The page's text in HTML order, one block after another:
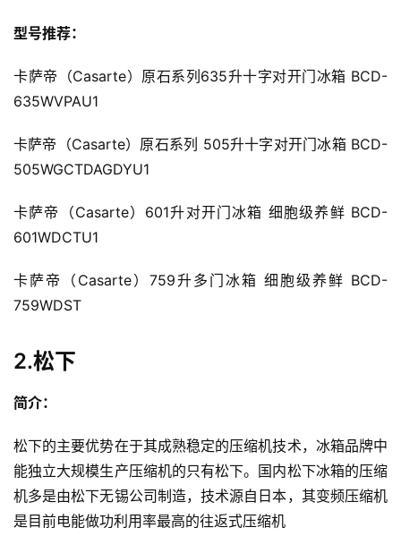
型号推荐：
卡萨帝（Casarte）原石系列635升十字对开门冰箱 BCD-
635WVPAU1
卡萨帝（Casarte）原石系列 505升十字对开门冰箱 BCD-
505WGCTDAGDYU1
卡萨帝（Casarte）601升对开门冰箱 细胞级养鲜 BCD-
601WDCTU1
卡萨帝（Casarte）759升多门冰箱 细胞级养鲜 BCD-
759WDST
2.松下
简介：
松下的主要优势在于其成熟稳定的压缩机技术，冰箱品牌中
能独立大规模生产压缩机的只有松下。国内松下冰箱的压缩
机多是由松下无锡公司制造，技术源自日本，其变频压缩机
是目前电能做功利用率最高的往返式压缩机